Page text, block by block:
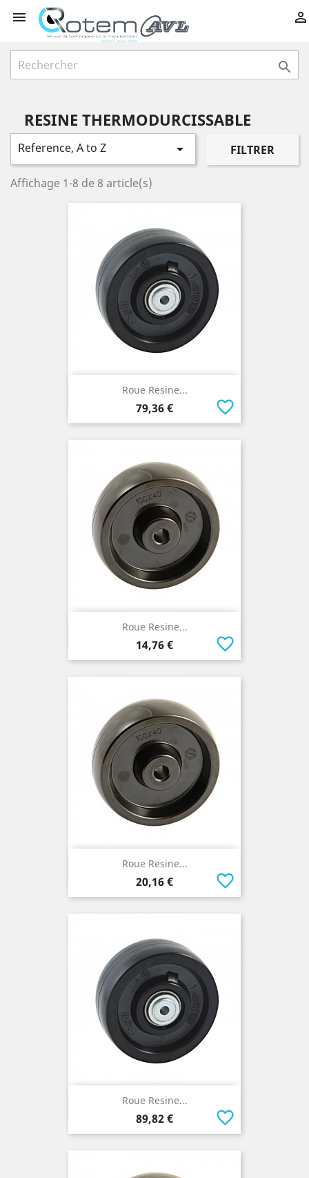
 

RESINE THERMODURCISSABLE
Reference, A to Z  FILTRER
Affichage 1-8 de 8 article(s)
Roue Resine...
Prix
79,36 € favorite_border
Roue Resine...
Prix
14,76 € favorite_border
Roue Resine...
Prix
20,16 € favorite_border
Roue Resine...
Prix
89,82 € favorite_border